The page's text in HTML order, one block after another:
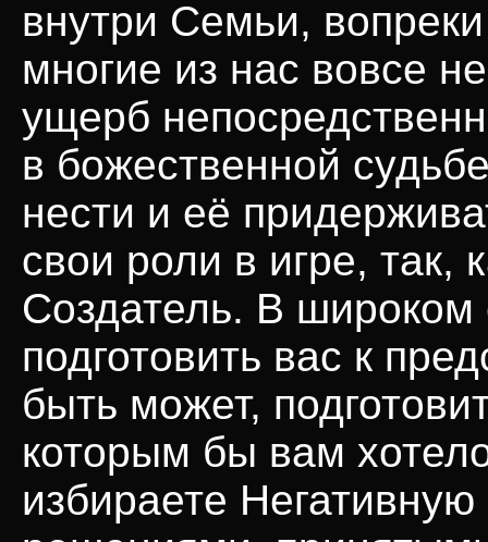
внутри Семьи,
многие из нас вовсе
ущерб
в божественной
нести и её
свои роли в игре, так,
Создатель. В
подготовить вас к
быть может,
которым бы вам
избираете